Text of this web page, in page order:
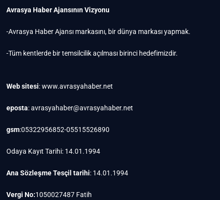
Avrasya Haber Ajansının Vizyonu
-Avrasya Haber Ajansı markasını, bir dünya markası yapmak.
-Tüm kentlerde bir temsilcilik açılması birinci hedefimizdir.
Web sitesi: www.avrasyahaber.net
eposta: avrasyahaber@avrasyahaber.net
gsm:05322956852-05515526890
Odaya Kayıt Tarihi: 14.01.1994
Ana Sözleşme Tesçil tarihi: 14.01.1994
Vergi No:1050027487 Fatih